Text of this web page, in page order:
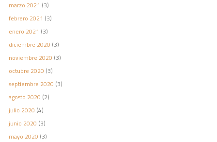
marzo 2021 (3)
febrero 2021 (3)
enero 2021 (3)
diciembre 2020 (3)
noviembre 2020 (3)
octubre 2020 (3)
septiembre 2020 (3)
agosto 2020 (2)
julio 2020 (4)
junio 2020 (3)
mayo 2020 (3)